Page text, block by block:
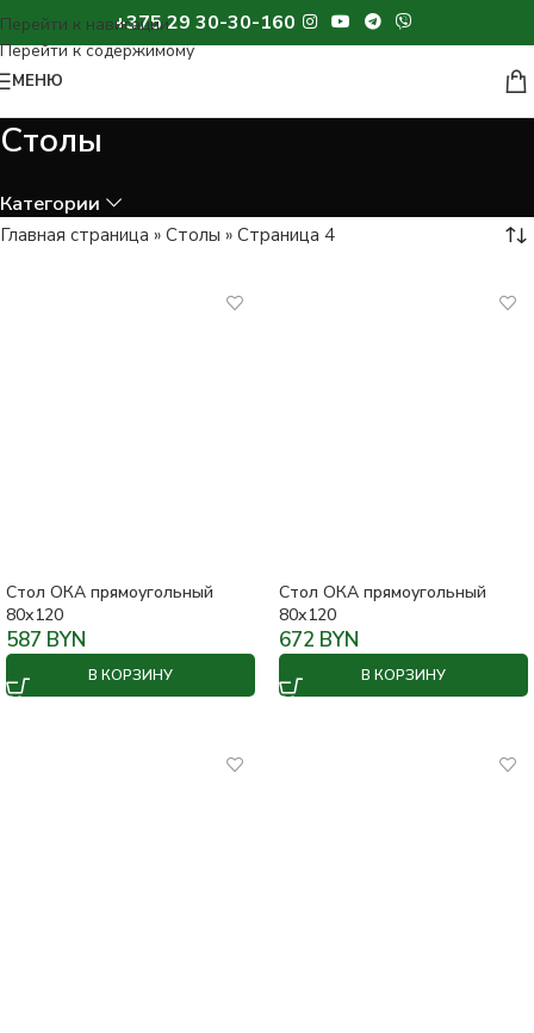
+375 29 30-30-160
МЕНЮ
Столы
Категории
Главная страница » Столы » Страница 4
Стол ОКА прямоугольный
80х120
587 BYN
В КОРЗИНУ
Стол ОКА прямоугольный
80х120
672 BYN
В КОРЗИНУ